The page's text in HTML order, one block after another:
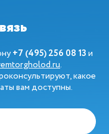
+7 (495) 256 08 13и
.
какое
вам доступны.